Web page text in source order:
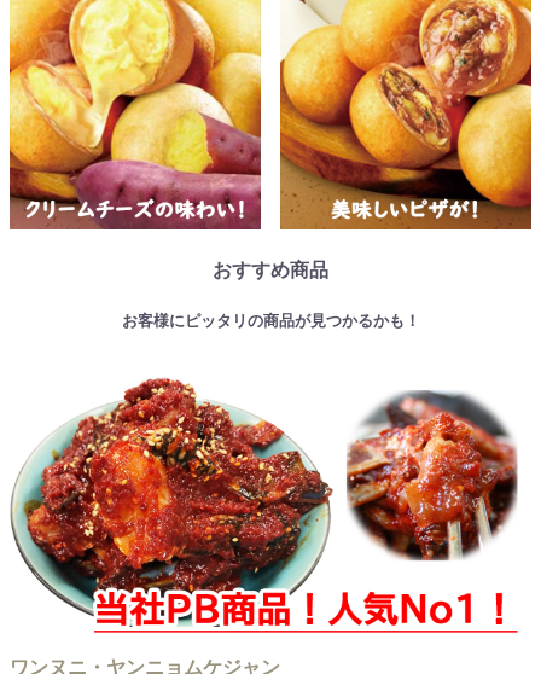
おすすめ商品
お客様にピッタリの商品が見つかるかも！
ワンヌニ・ヤンニョムケジャン